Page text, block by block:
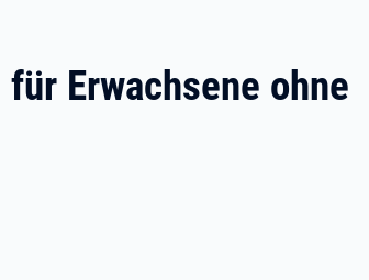
Erwachsene ohne